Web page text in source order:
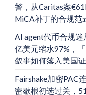
警，从Caritas案
MiCA补丁的合规范
AI agent代币合规迷
亿美元缩水97%，
叙事如何落入美国
Fairshake加密PAC
密歇根初选过关，